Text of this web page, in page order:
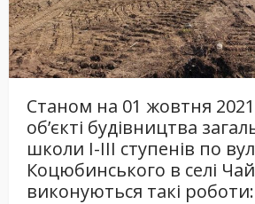
Станом на 01 жовтня
об’єкті будівництва
школи I-III ступенів по
Коцюбинського в селі
виконуються такі роботи: